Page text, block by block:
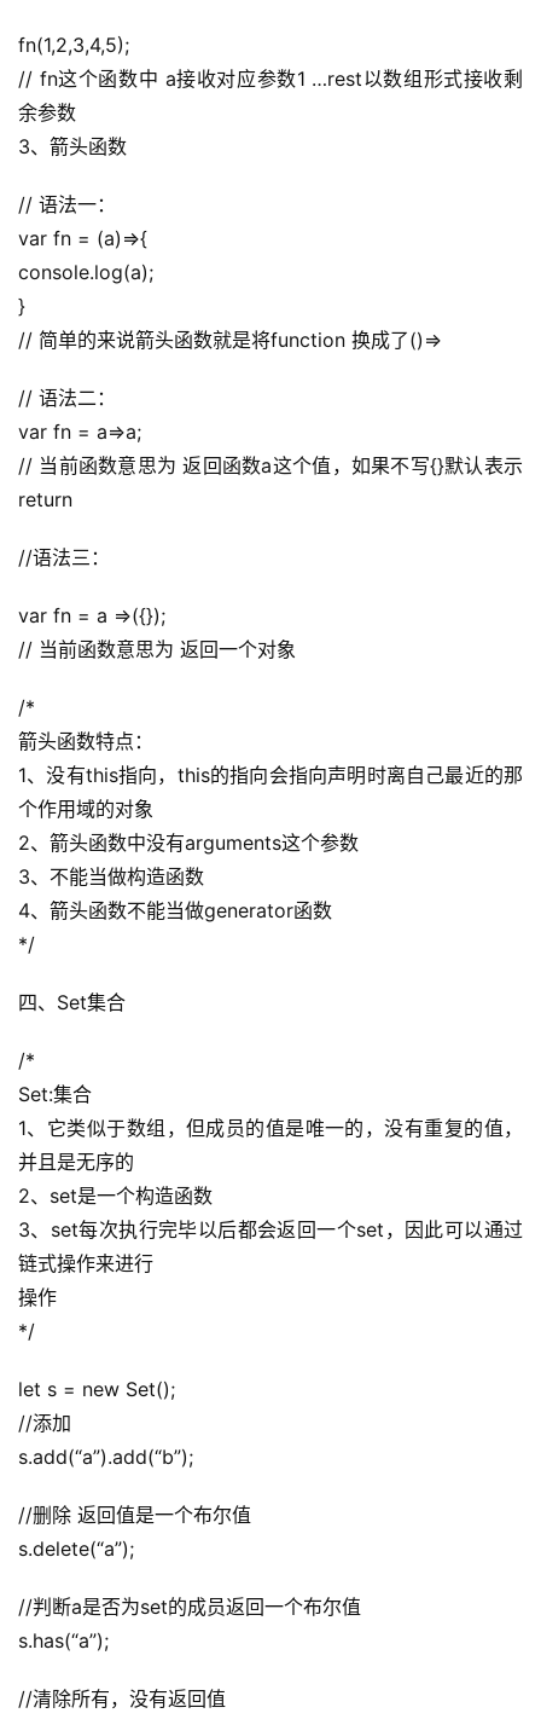
教
程
软
应
项
A
I
提
词
开
源
码
常
用
链
接
登录
fn(1,2,3,4,5);
// fn这个函数中 a接收对应参数1 …rest以数组形式接收剩
余参数
3、箭头函数
// 语法一：
var fn = (a)=>{
console.log(a);
}
// 简单的来说箭头函数就是将function 换成了()=>
// 语法二：
var fn = a=>a;
// 当前函数意思为 返回函数a这个值，如果不写{}默认表示
return
//语法三：
var fn = a =>({});
// 当前函数意思为 返回一个对象
/*
箭头函数特点：
1、没有this指向，this的指向会指向声明时离自己最近的那
个作用域的对象
2、箭头函数中没有arguments这个参数
3、不能当做构造函数
4、箭头函数不能当做generator函数
*/
四、Set集合
/*
Set:集合
1、它类似于数组，但成员的值是唯一的，没有重复的值，
并且是无序的
2、set是一个构造函数
3、set每次执行完毕以后都会返回一个set，因此可以通过
链式操作来进行
操作
*/
let s = new Set();
//添加
s.add(“a”).add(“b”);
//删除 返回值是一个布尔值
s.delete(“a”);
//判断a是否为set的成员返回一个布尔值
s.has(“a”);
//清除所有，没有返回值